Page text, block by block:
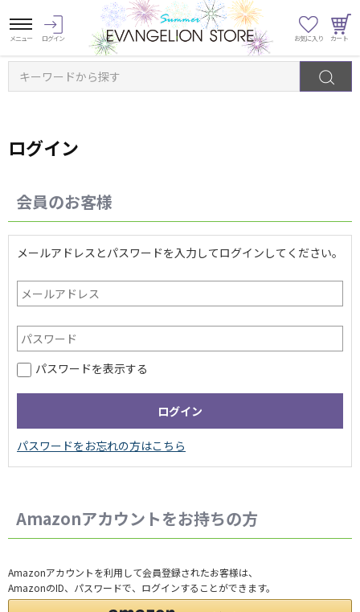
キーワードから探す
ログイン
会員のお客様
メールアドレスとパスワードを入力してログインしてください。
パスワードを表示する
Amazonアカウントをお持ちの方
Amazonアカウントを利用して会員登録されたお客様は、
AmazonのID、パスワードで、ログインすることができます。